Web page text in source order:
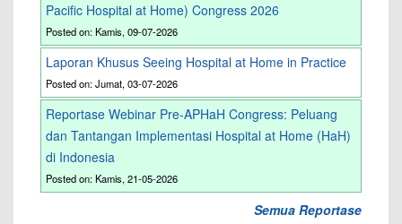
Pacific Hospital at Home) Congress 2026
Posted on: Kamis, 09-07-2026
Laporan Khusus Seeing Hospital at Home in Practice
Posted on: Jumat, 03-07-2026
Reportase Webinar Pre-APHaH Congress: Peluang
dan Tantangan Implementasi Hospital at Home (HaH)
di Indonesia
Posted on: Kamis, 21-05-2026
Semua Reportase